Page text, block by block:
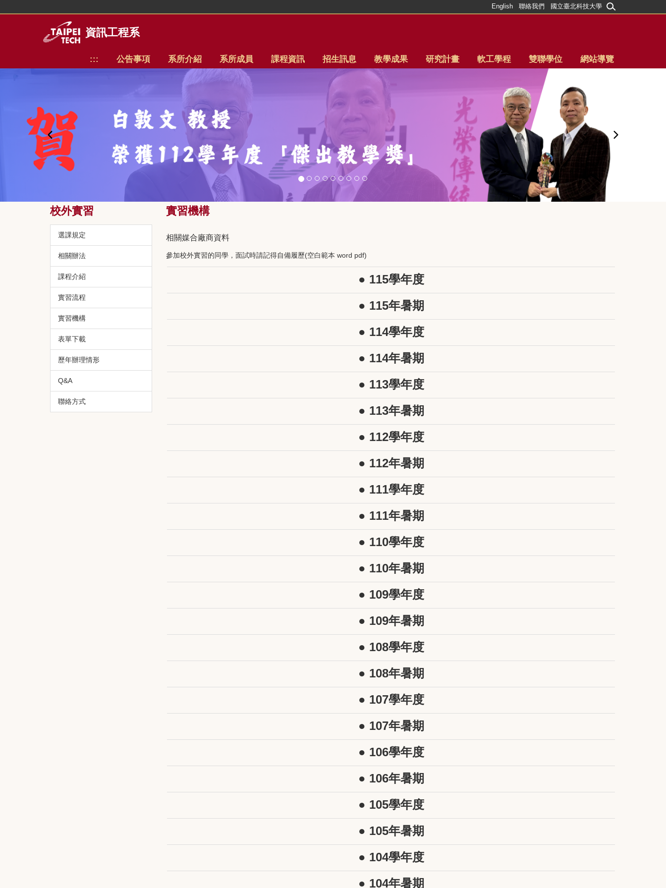
區
資訊工程系
::: 公告事項 系所介紹 系所成員 課程資訊 招生訊息 教學成果 研究計畫 軟工學程 雙聯學位 網站導覽
English 聯絡我們 國立臺北科技大學
校外實習
選課規定
相關辦法
課程介紹
實習流程
實習機構
表單下載
歷年辦理情形
Q&A
聯絡方式
實習機構
相關媒合廠商資料
參加校外實習的同學，面試時請記得自備履歷(空白範本 word pdf)
● 115學年度
● 115年暑期
● 114學年度
● 114年暑期
● 113學年度
● 113年暑期
● 112學年度
● 112年暑期
● 111學年度
● 111年暑期
● 110學年度
● 110年暑期
● 109學年度
● 109年暑期
● 108學年度
● 108年暑期
● 107學年度
● 107年暑期
● 106學年度
● 106年暑期
● 105學年度
● 105年暑期
● 104學年度
● 104年暑期